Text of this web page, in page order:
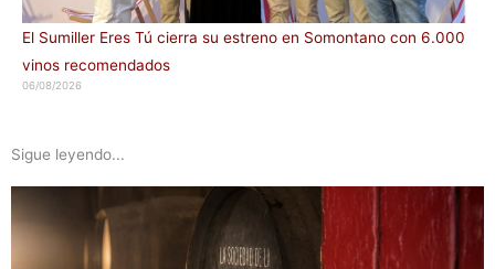
El Sumiller Eres Tú cierra su estreno en Somontano con 6.000
vinos recomendados
06/08/2026
Sigue leyendo...